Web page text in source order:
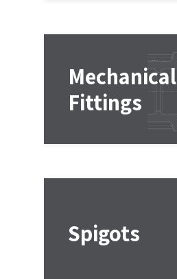
Mechanical
Fittings
Spigots